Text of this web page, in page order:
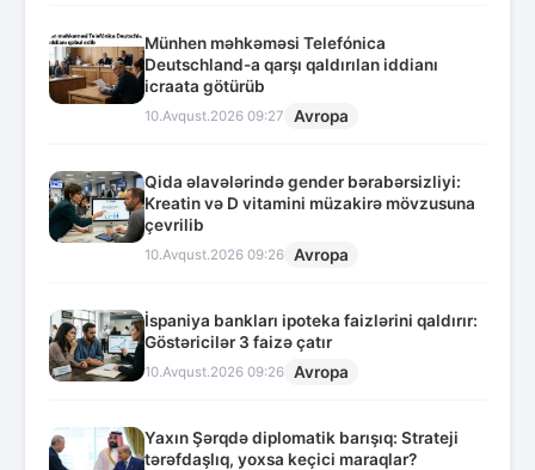
Münhen məhkəməsi Telefónica
Deutschland-a qarşı qaldırılan iddianı
icraata götürüb
10.Avqust.2026 09:27 Avropa
Qida əlavələrində gender bərabərsizliyi:
Kreatin və D vitamini müzakirə mövzusuna
çevrilib
10.Avqust.2026 09:26 Avropa
İspaniya bankları ipoteka faizlərini qaldırır:
Göstəricilər 3 faizə çatır
10.Avqust.2026 09:26 Avropa
Yaxın Şərqdə diplomatik barışıq: Strateji
tərəfdaşlıq, yoxsa keçici maraqlar?